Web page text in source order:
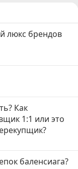
люкс брендов
Как
1:1 или это
баленсиага?